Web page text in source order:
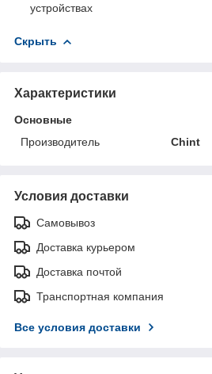
устройствах
Скрыть
Характеристики
Основные
Производитель
Chint
Условия доставки
Самовывоз
Доставка курьером
Доставка почтой
Транспортная компания
Все условия доставки